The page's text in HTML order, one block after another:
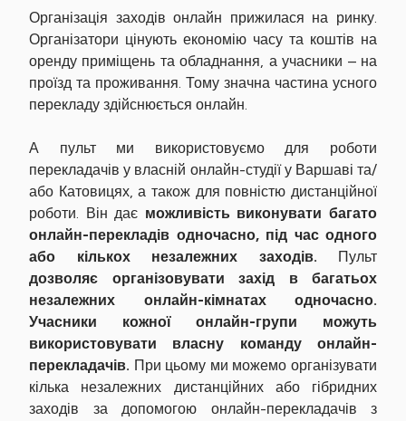
Організація заходів онлайн прижилася на ринку.
Організатори цінують економію часу та коштів на
оренду приміщень та обладнання, а учасники – на
проїзд та проживання. Тому значна частина усного
перекладу здійснюється онлайн.
А пульт ми використовуємо для роботи
перекладачів у власній онлайн-студії у Варшаві та/
або Катовицях, а також для повністю дистанційної
роботи. Він дає можливість виконувати багато
онлайн-перекладів одночасно, під час одного
або кількох незалежних заходів. Пульт
дозволяє організовувати захід в багатьох
незалежних онлайн-кімнатах одночасно.
Учасники кожної онлайн-групи можуть
використовувати власну команду онлайн-
перекладачів. При цьому ми можемо організувати
кілька незалежних дистанційних або гібридних
заходів за допомогою онлайн-перекладачів з